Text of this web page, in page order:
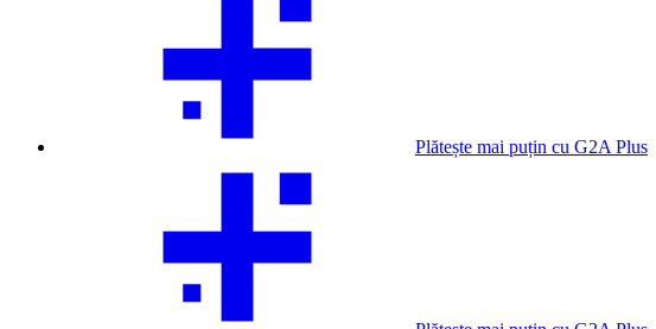
Plătește mai puțin cu G2A Plus